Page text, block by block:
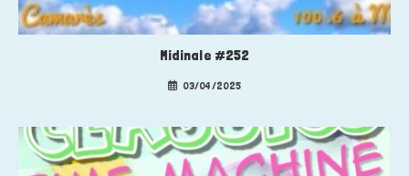
Midinale #252
03/04/2025